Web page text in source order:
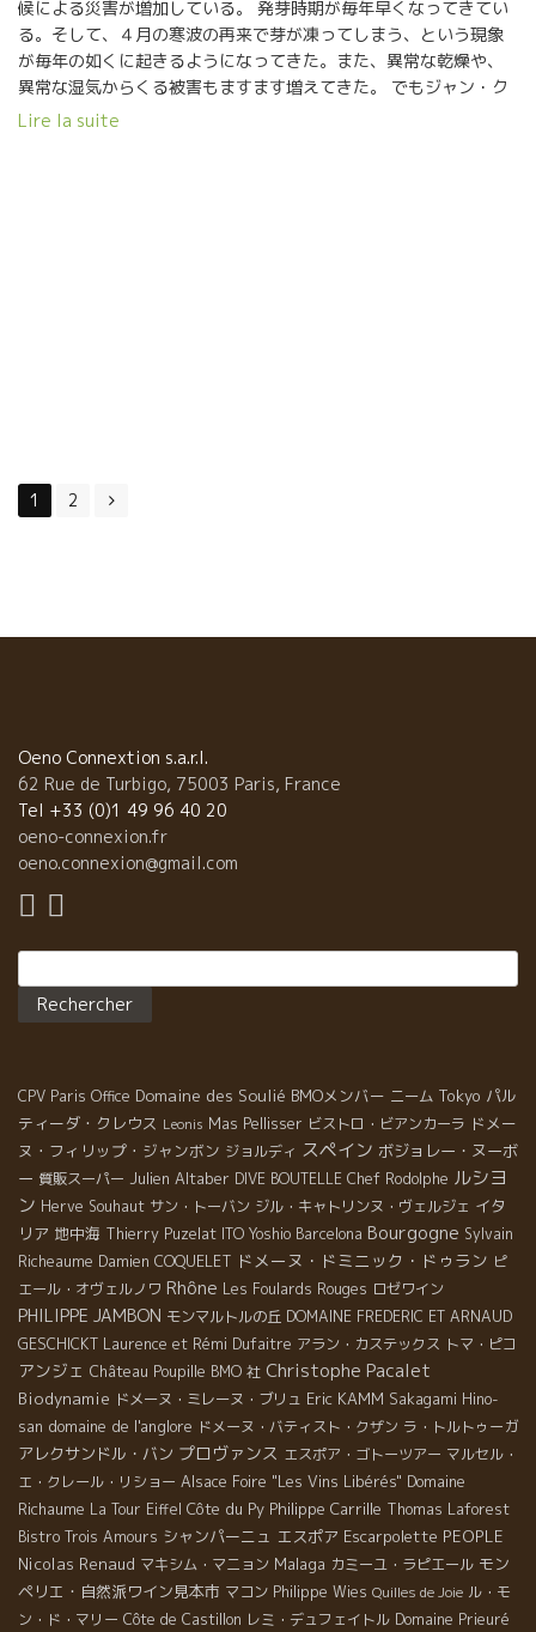
候による災害が増加している。 発芽時期が毎年早くなってきてい
る。そして、４月の寒波の再来で芽が凍ってしまう、という現象
が毎年の如くに起きるようになってきた。また、異常な乾燥や、
異常な湿気からくる被害もますます増えてきた。 でもジャン・ク
ロードは云う 『天候も大きく変化しているけど、自分自身も変化
萄とその土壌の状態、その環境を完璧に理解していないとできな
い事なのである。 長年の精確な自然栽培を続けたお蔭で、根っ子
こと、 『2012年より、“限りなく水に近いワインL’eau forteロ
パリュは一流の境地に入りつつある。 今後の進化が更に楽しみ
だ。
Lire la suite
Posts
navigation
1 2
Oeno Connextion s.a.r.l.
62 Rue de Turbigo, 75003 Paris, France
Tel +33 (0)1 49 96 40 20
oeno-connexion.fr
oeno.connexion@gmail.com
CPV Paris Office Domaine des Soulié BMOメンバー ニーム Tokyo パル
ティーダ・クレウス Leonis Mas Pellisser ビストロ・ビアンカーラ ドメー
ヌ・フィリップ・ジャンボン ジョルディ スペイン ボジョレー・ヌーボ
ー 質販スーパー Julien Altaber DIVE BOUTELLE Chef Rodolphe ルシヨ
ン Herve Souhaut サン・トーバン ジル・キャトリンヌ・ヴェルジェ イタ
リア 地中海 Thierry Puzelat ITO Yoshio Barcelona Bourgogne Sylvain
Richeaume Damien COQUELET ドメーヌ・ドミニック・ドゥラン ピ
エール・オヴェルノワ Rhône Les Foulards Rouges ロゼワイン
PHILIPPE JAMBON モンマルトルの丘 DOMAINE FREDERIC ET ARNAUD
GESCHICKT Laurence et Rémi Dufaitre アラン・カステックス トマ・ピコ
アンジェ Château Poupille BMO 社 Christophe Pacalet
Biodynamie ドメーヌ・ミレーヌ・ブリュ Eric KAMM Sakagami Hino-
san domaine de l'anglore ドメーヌ・バティスト・クザン ラ・トルトゥーガ
アレクサンドル・バン プロヴァンス エスポア・ゴトーツアー マルセル・
エ・クレール・リショー Alsace Foire "Les Vins Libérés" Domaine
Richaume La Tour Eiffel Côte du Py Philippe Carrille Thomas Laforest
Bistro Trois Amours シャンパーニュ エスポア Escarpolette PEOPLE
Nicolas Renaud マキシム・マニョン Malaga カミーユ・ラピエール モン
ペリエ・自然派ワイン見本市 マコン Philippe Wies Quilles de Joie ル・モ
ン・ド・マリー Côte de Castillon レミ・デュフェイトル Domaine Prieuré